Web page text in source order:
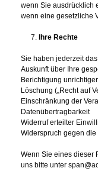
wenn Sie ausdrücklich
wenn eine gesetzliche
Ihre Rechte
Sie haben jederzeit
Auskunft über Ihre
Berichtigung
Löschung („Recht auf
Einschränkung der
Datenübertragbarkeit
Widerruf erteilter
Widerspruch gegen die
Wenn Sie eines dieser
uns bitte unter